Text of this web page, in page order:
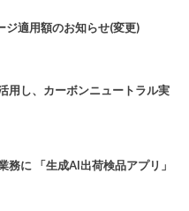
適用額のお知らせ(変更)
用し、カーボンニュートラル実
に 「生成AI出荷検品アプリ」